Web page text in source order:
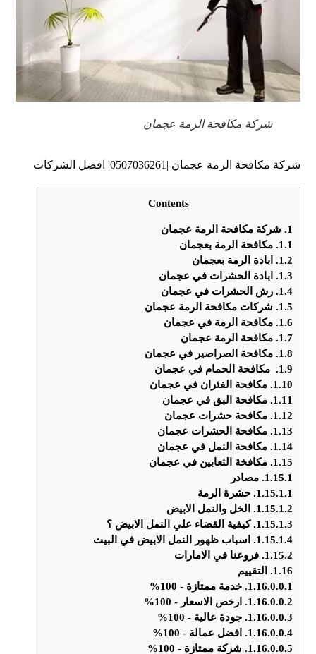
شركة مكافحة الرمة عجمان
شركة مكافحة الرمة عجمان |0507036261| افضل الشركات
Contents
1. شركة مكافحة الرمة عجمان
1.1. مكافحة الرمة بعجمان
1.2.
ابادة الرمة بعجمان
1.3.
ابادة الحشرات في عجمان
1.4. رش الحشرات في عجمان
1.5. شركات مكافحة الرمة عجمان
1.6. مكافحة الرمة في عجمان
1.7. مكافحة الرمة عجمان
1.8. مكافحة الصراصير في عجمان
1.9.
مكافحة الحمام في عجمان
1.10. مكافحة الفئران في عجمان
1.11. مكافحة البق في عجمان
1.12. مكافحة حشرات عجمان
1.13. مكافحة الحشرات عجمان
1.14. مكافحة النمل في عجمان
1.15. مكافخة الثعابين في عجمان
1.15.1. مصادر
1.15.1.1. حشرة الرمة
1.15.1.2.
الخل والنمل الابيض
1.15.1.3. كيفية القضاء علي النمل الابيض ؟
1.15.1.4.
اسباب ظهور النمل الابيض في البيت
1.15.2. فروعنا في الامارات
1.16.
التقييم
1.16.0.0.1. خدمة ممتازة - 100%
1.16.0.0.2.
ارخص الاسعار - 100%
1.16.0.0.3. جودة عالية - 100%
1.16.0.0.4.
افضل عمالة - 100%
1.16.0.0.5. شركة ممتازة - 100%